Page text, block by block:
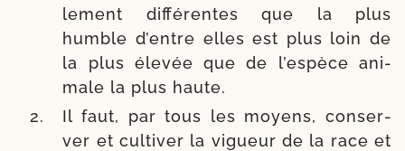
le­ment dif­fé­rentes que la plus
humble d’entre elles est plus loin de
la plus éle­vée que de l’espèce ani­
male la plus haute.
Il faut, par tous les moyens, conser­
ver et culti­ver la vigueur de la race et